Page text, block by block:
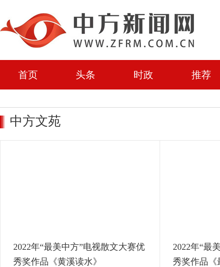
首页 头条 时政 推荐
中方文苑
2022年“最美中方”电视散文大赛优
秀奖作品《黄溪读水》
2022年“最
秀奖作品《